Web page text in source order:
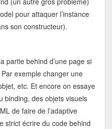
pour attaquer l’instance
son constructeur).
partie behind d’une page si
exemple changer une
etc. Et encore on essaye
binding, des objets visuels
de faire de l’adaptive
strict écrire du code behind